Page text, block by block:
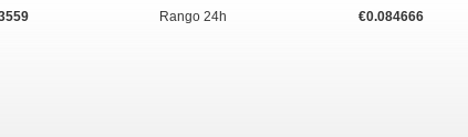
Rango 24h €0.084666